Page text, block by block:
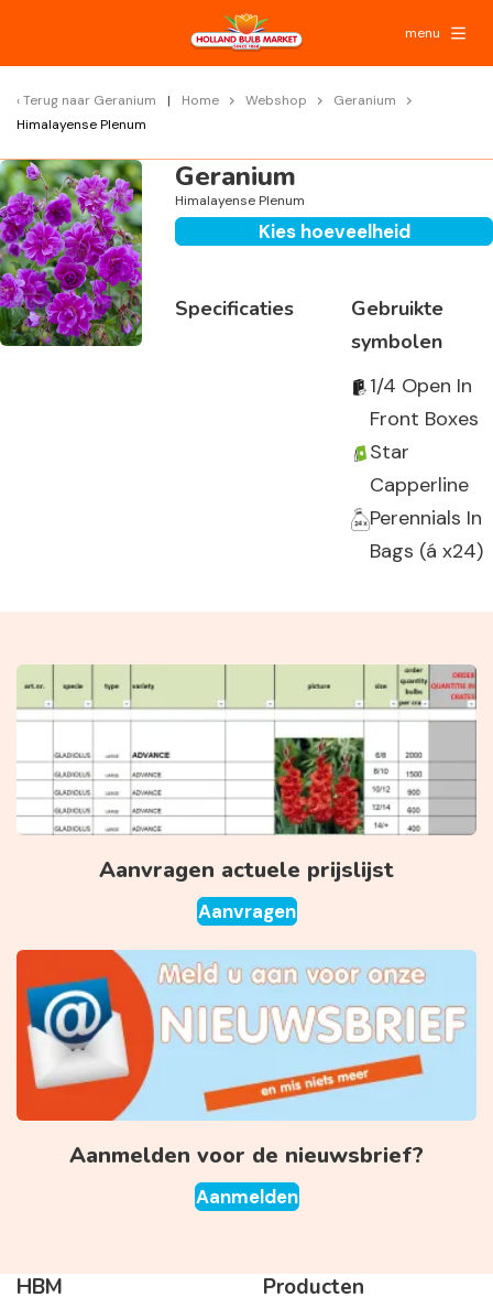
menu
Terug naar Geranium Home Webshop
Geranium
Himalayense Plenum
Geranium
Himalayense Plenum
Kies hoeveelheid
Specificaties
Gebruikte
symbolen
1/4 Open In
Front Boxes
Star
Capperline
Perennials In
Bags (á x24)
Aanvragen actuele prijslijst
Aanvragen
Aanmelden voor de nieuwsbrief?
Aanmelden
HBM Producten